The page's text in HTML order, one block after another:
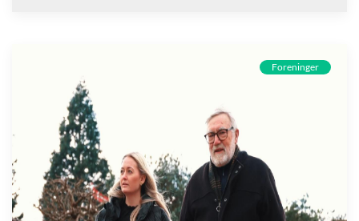
Foreninger